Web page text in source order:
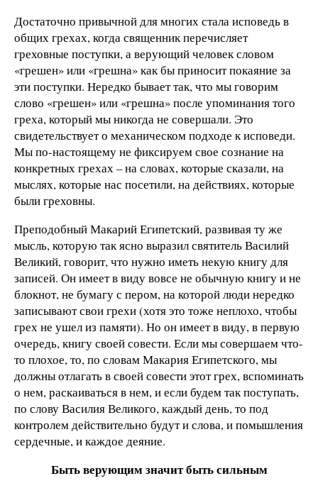
Достаточно привычной для многих стала исповедь в
общих грехах, когда священник перечисляет
греховные поступки, а верующий человек словом
«грешен» или «грешна» как бы приносит покаяние за
эти поступки. Нередко бывает так, что мы говорим
слово «грешен» или «грешна» после упоминания того
греха, который мы никогда не совершали. Это
свидетельствует о механическом подходе к исповеди.
Мы по-настоящему не фиксируем свое сознание на
конкретных грехах – на словах, которые сказали, на
мыслях, которые нас посетили, на действиях, которые
были греховны.
Преподобный Макарий Египетский, развивая ту же
мысль, которую так ясно выразил святитель Василий
Великий, говорит, что нужно иметь некую книгу для
записей. Он имеет в виду вовсе не обычную книгу и не
блокнот, не бумагу с пером, на которой люди нередко
записывают свои грехи (хотя это тоже неплохо, чтобы
грех не ушел из памяти). Но он имеет в виду, в первую
очередь, книгу своей совести. Если мы совершаем что-
то плохое, то, по словам Макария Египетского, мы
должны отлагать в своей совести этот грех, вспоминать
о нем, раскаиваться в нем, и если будем так поступать,
по слову Василия Великого, каждый день, то под
контролем действительно будут и слова, и помышления
сердечные, и каждое деяние.
Быть верующим значит быть сильным